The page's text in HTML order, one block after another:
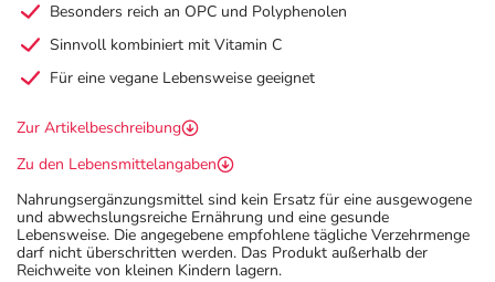
Besonders reich an OPC und Polyphenolen
Sinnvoll kombiniert mit Vitamin C
Für eine vegane Lebensweise geeignet
Zur Artikelbeschreibung
Zu den Lebensmittelangaben
Nahrungsergänzungsmittel sind kein Ersatz für eine ausgewogene
und abwechslungsreiche Ernährung und eine gesunde
Lebensweise. Die angegebene empfohlene tägliche Verzehrmenge
darf nicht überschritten werden. Das Produkt außerhalb der
Reichweite von kleinen Kindern lagern.